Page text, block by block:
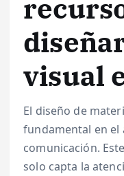
visual
El diseño de
fundamental en el
comunicación.
solo capta la